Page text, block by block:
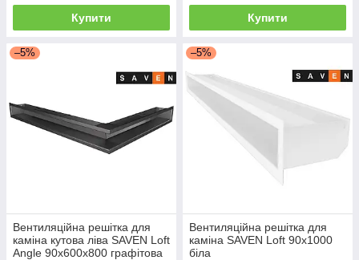
Купити Купити
–5%
Вентиляційна решітка для
каміна кутова ліва SAVEN Loft
Angle 90х600х800 графітова
–5%
Вентиляційна решітка для
каміна SAVEN Loft 90х1000
біла